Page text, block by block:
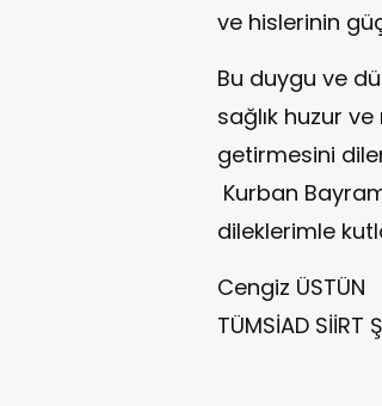
ve hislerinin
Bu duygu ve
sağlık huzur
getirmesini
Kurban
dileklerimle
Cengiz ÜSTÜN
TÜMSİAD SİİRT